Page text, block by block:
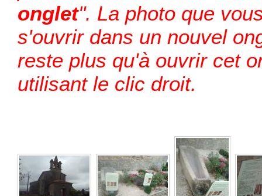
onglet". La photo que
s'ouvrir dans un nouvel
reste plus qu'à ouvrir cet
utilisant le clic droit.